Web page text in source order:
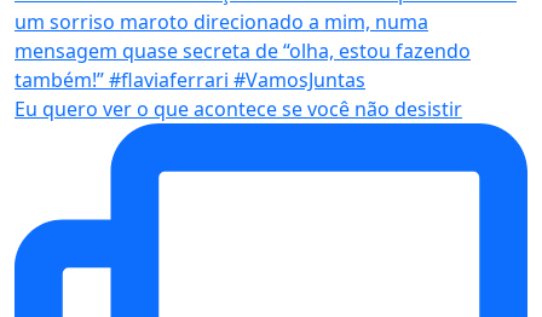
Eu quero ver o que acontece se você não desistir